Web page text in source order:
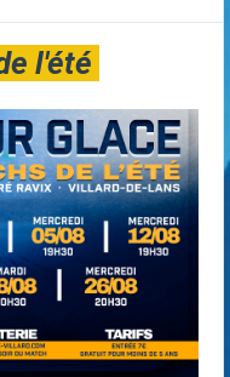
l'été